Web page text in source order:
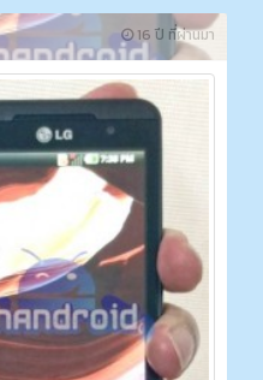
16 ปี ที่ผ่านมา